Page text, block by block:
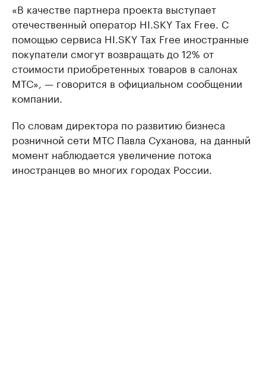
«В качестве партнера проекта выступает
отечественный оператор HI.SKY Tax Free. С
помощью сервиса HI.SKY Tax Free иностранные
покупатели смогут возвращать до 12% от
стоимости приобретенных товаров в салонах
МТС», — говорится в официальном сообщении
компании.
По словам директора по развитию бизнеса
розничной сети МТС Павла Суханова, на данный
момент наблюдается увеличение потока
иностранцев во многих городах России.